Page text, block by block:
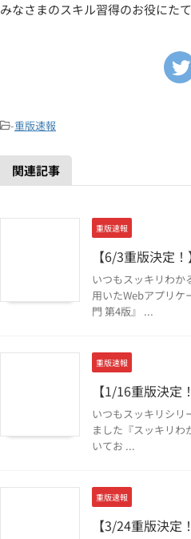
みなさまのスキル習得のお役にた
-重版速報
関連記事
重版速報
【6/3重版決定
いつもスッキリわか
用いたWebアプリケ
門 第4版』 ...
重版速報
【1/16重版決
いつもスッキリシリ
ました『スッキリ
いてお ...
重版速報
【3/24重版決